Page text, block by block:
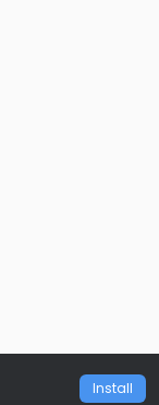
Install